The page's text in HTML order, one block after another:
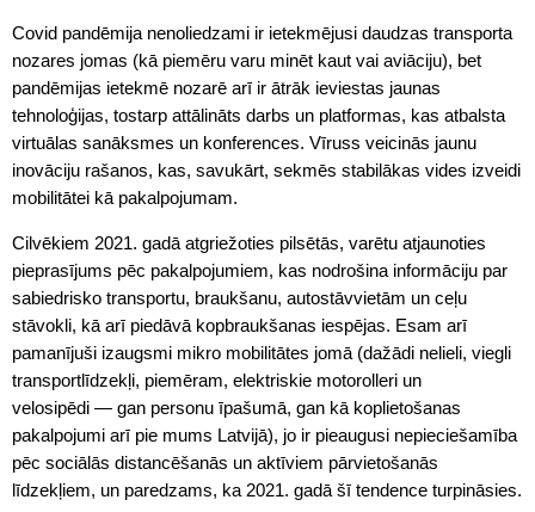
Covid pandēmija nenoliedzami ir ietekmējusi daudzas transporta
nozares jomas (kā piemēru varu minēt kaut vai aviāciju), bet
pandēmijas ietekmē nozarē arī ir ātrāk ieviestas jaunas
tehnoloģijas, tostarp attālināts darbs un platformas, kas atbalsta
virtuālas sanāksmes un konferences. Vīruss veicinās jaunu
inovāciju rašanos, kas, savukārt, sekmēs stabilākas vides izveidi
mobilitātei kā pakalpojumam.
Cilvēkiem 2021. gadā atgriežoties pilsētās, varētu atjaunoties
pieprasījums pēc pakalpojumiem, kas nodrošina informāciju par
sabiedrisko transportu, braukšanu, autostāvvietām un ceļu
stāvokli, kā arī piedāvā kopbraukšanas iespējas. Esam arī
pamanījuši izaugsmi mikro mobilitātes jomā (dažādi nelieli, viegli
transportlīdzekļi, piemēram, elektriskie motorolleri un
velosipēdi — gan personu īpašumā, gan kā koplietošanas
pakalpojumi arī pie mums Latvijā), jo ir pieaugusi nepieciešamība
pēc sociālās distancēšanās un aktīviem pārvietošanās
līdzekļiem, un paredzams, ka 2021. gadā šī tendence turpināsies.